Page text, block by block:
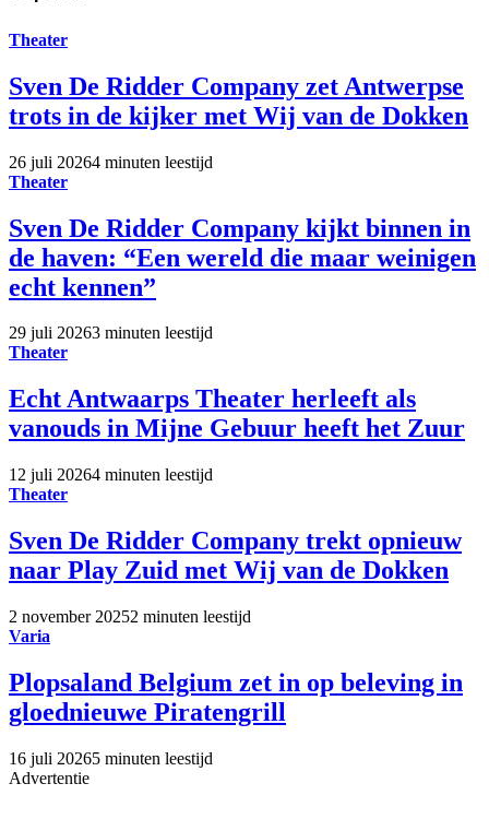
Theater
Sven De Ridder Company zet Antwerpse
trots in de kijker met Wij van de Dokken
26 juli 20264 minuten leestijd
Theater
Sven De Ridder Company kijkt binnen in
de haven: “Een wereld die maar weinigen
echt kennen”
29 juli 20263 minuten leestijd
Theater
Echt Antwaarps Theater herleeft als
vanouds in Mijne Gebuur heeft het Zuur
12 juli 20264 minuten leestijd
Theater
Sven De Ridder Company trekt opnieuw
naar Play Zuid met Wij van de Dokken
2 november 20252 minuten leestijd
Varia
Plopsaland Belgium zet in op beleving in
gloednieuwe Piratengrill
16 juli 20265 minuten leestijd
Advertentie